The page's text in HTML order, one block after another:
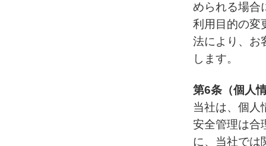
められる場合
利用目的の変
法により、お
します。
第6条（個人
当社は、個人
安全管理は合
に、当社では